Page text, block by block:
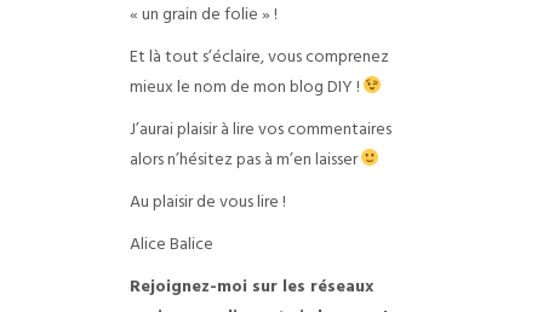
« un grain de folie » !
Et là tout s’éclaire, vous comprenez
mieux le nom de mon blog DIY !
J’aurai plaisir à lire vos commentaires
alors n’hésitez pas à m’en laisser
Au plaisir de vous lire !
Alice Balice
Rejoignez-moi sur les réseaux